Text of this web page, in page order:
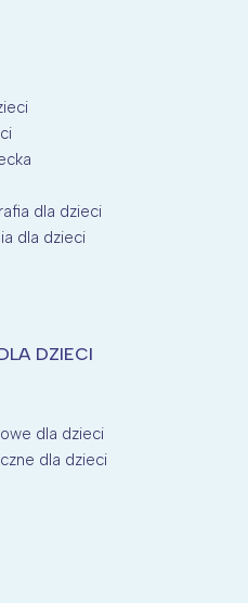
dla dzieci
dla dzieci
DZIECI
dla dzieci
dla dzieci